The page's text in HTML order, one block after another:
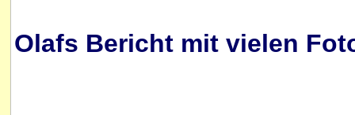
Olafs Bericht mit vielen